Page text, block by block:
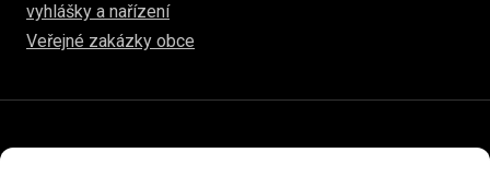
vyhlášky a nařízení
Veřejné zakázky obce